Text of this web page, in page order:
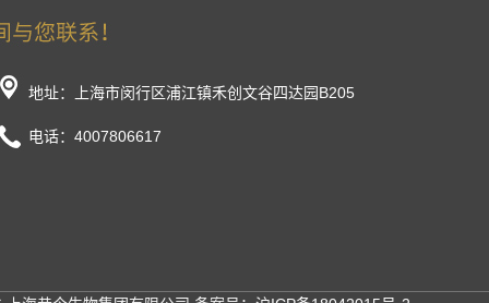
地址：上海市闵行区浦江镇禾创文谷四达园B205
电话：4007806617